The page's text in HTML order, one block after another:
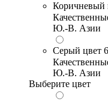
Коричневый
Ю.-В. Азии
Серый цвет
Ю.-В. Азии
Выберите цвет